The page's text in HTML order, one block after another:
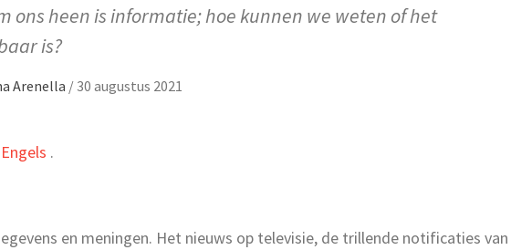
ons heen is informatie; hoe kunnen we weten of het
is?
Arenella / 30 augustus 2021
Engels .
en meningen. Het nieuws op televisie, de trillende notificaties van